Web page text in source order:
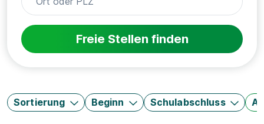
Freie Stellen finden
Sortierung Beginn Schulabschluss